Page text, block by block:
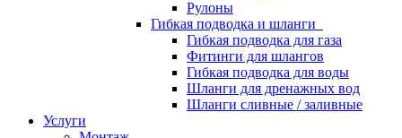
Рулоны
Гибкая подводка и шланги
Гибкая подводка для газа
Фитинги для шлангов
Гибкая подводка для воды
Шланги для дренажных вод
Шланги сливные / заливные
Услуги